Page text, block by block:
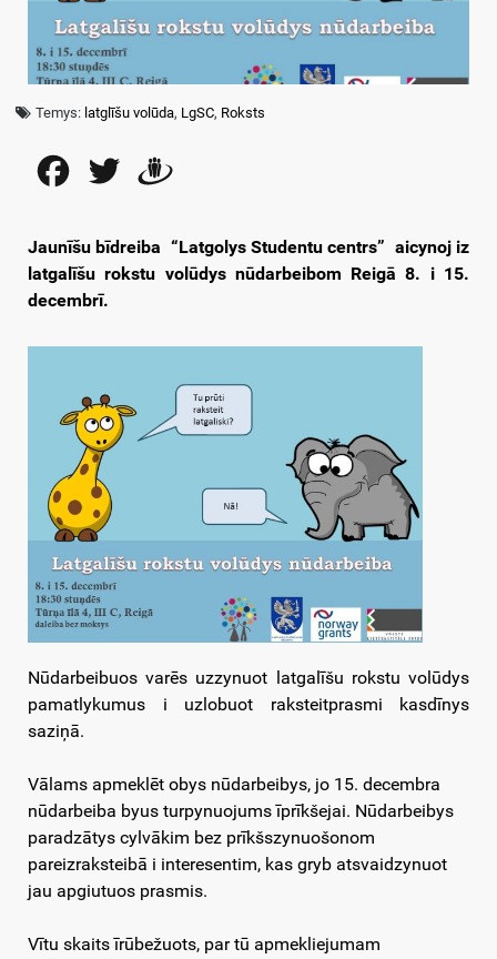
Temys: latglīšu volūda, LgSC, Roksts
FacebookTwitter
Jaunīšu bīdreiba “Latgolys Studentu centrs” aicynoj iz
latgalīšu rokstu volūdys nūdarbeibom Reigā 8. i 15.
decembrī.
Nūdarbeibuos varēs uzzynuot latgalīšu rokstu volūdys
pamatlykumus i uzlobuot raksteitprasmi kasdīnys
saziņā.
Vālams apmeklēt obys nūdarbeibys, jo 15. decembra
nūdarbeiba byus turpynuojums īprīkšejai. Nūdarbeibys
paradzātys cylvākim bez prīkšszynuošonom
pareizraksteibā i interesentim, kas gryb atsvaidzynuot
jau apgiutuos prasmis.
Vītu skaits īrūbežuots, par tū apmekliejumam